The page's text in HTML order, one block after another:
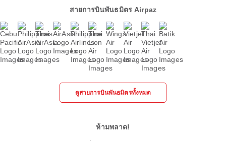
สายการบินพันธมิตร Airpaz
ดูสายการบินพันธมิตรทั้งหมด
ห้ามพลาด!